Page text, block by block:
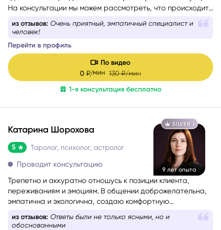
На консультации мы можем рассмотреть, что происходит
каковы намерения и чувства других людей, какие
какой путь может быть наиболее благоприятным именно
для вас.
из отзывов: Очень приятный, эмпатичный специалист и
человек!
Перейти в профиль
По видео
0 ₽/мин 130 ₽/мин
1-я консультация бесплатно
SILVER
9 лет опыта
Катарина Шорохова
5 Таролог, психолог, астролог
Проводит консультацию
Трепетно и аккуратно отношусь к позиции клиента,
переживаниям и эмоциям. В общении доброжелательна,
эмпатична и экологична, создаю комфортную
из отзывов: Глубокий анализ проблемы, но в тоже
время мягкий подход